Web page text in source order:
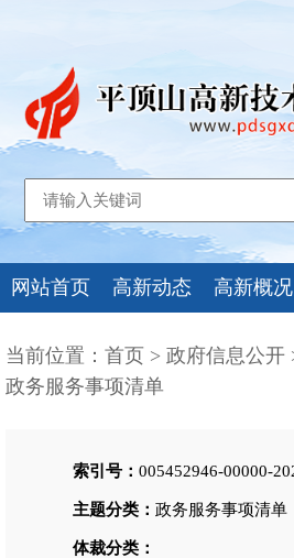
网站首页 高新动态 高新概况
当前位置： 首页 > 政府信息公开
政务服务事项清单
索引号： 005452946-00000-
主题分类： 政务服务事项清单
体裁分类：